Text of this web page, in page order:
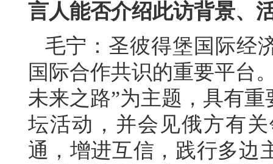
言人能否介绍此访背景、
毛宁：圣彼得堡国际经
国际合作共识的重要平台
未来之路”为主题，具有
坛活动，并会见俄方有
通，增进互信，践行多边